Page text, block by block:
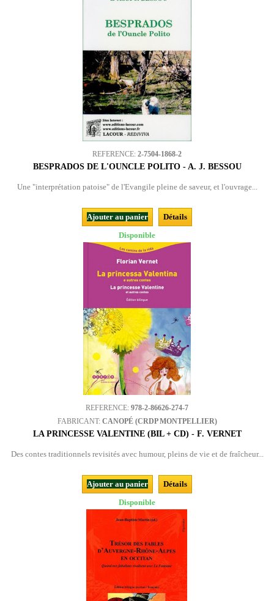
REFERENCE: 2-7504-1868-2
BESPRADOS DE L'OUNCLE POLITO - A. J. BESSOU
Une "interprétation patoise" de l'Evangile pleine de saveur, et l'ouvrage...
Ajouter au panier
Détails
Disponible
REFERENCE: 978-2-86626-274-7
FABRICANT: CANOPÉ (CRDP MONTPELLIER)
LA PRINCESSE VALENTINE (BIL + CD) - F. VERNET
Des contes traditionnels revisités avec humour, pleins de vie et de fraîcheur...
Ajouter au panier
Détails
Disponible